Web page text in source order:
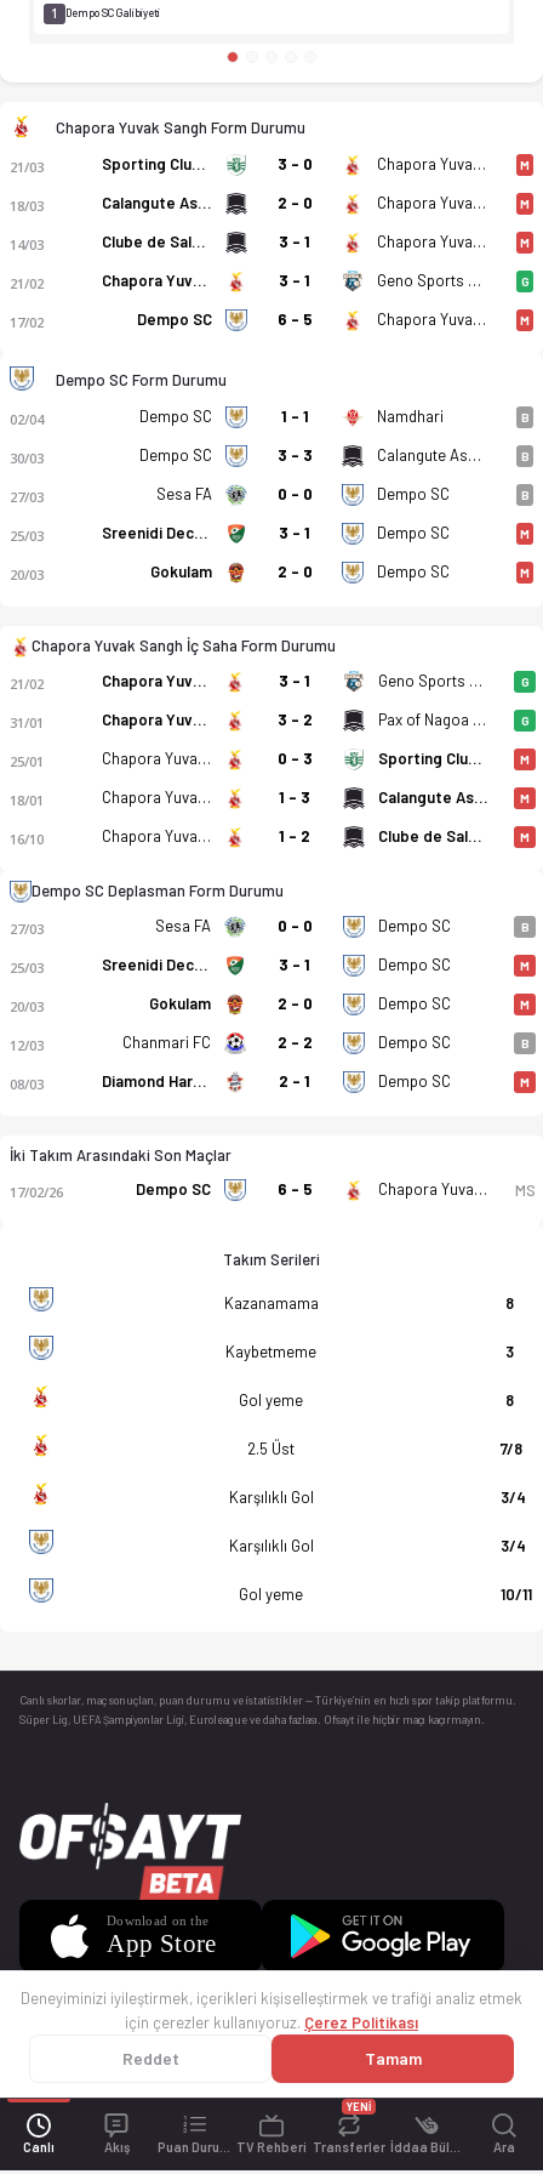
Canlı Akış TV Rehberi Transferler
YENİ
Ara
Chapora Yuvak Sangh - Dempo SC 0-4 bitti. Gol anları,
1 Dempo SC Galibiyeti
Chapora Yuvak Sangh Form Durumu
21/03 Sporting Clube de Goa 3 - 0 Chapora Yuvak Sangh M
18/03 Calangute Association 2 - 0 Chapora Yuvak Sangh M
14/03 Clube de Salgaocar 3 - 1 Chapora Yuvak Sangh M
21/02 Chapora Yuvak Sangh 3 - 1 Geno Sports Club G
17/02 Dempo SC 6 - 5 Chapora Yuvak Sangh M
Dempo SC Form Durumu
02/04 Dempo SC 1 - 1 Namdhari B
30/03 Dempo SC 3 - 3 Calangute Association B
27/03 Sesa FA 0 - 0 Dempo SC B
25/03 Sreenidi Deccan 3 - 1 Dempo SC M
20/03 Gokulam 2 - 0 Dempo SC M
Chapora Yuvak Sangh İç Saha Form Durumu
21/02 Chapora Yuvak Sangh 3 - 1 Geno Sports Club G
31/01 Chapora Yuvak Sangh 3 - 2 Pax of Nagoa SC G
25/01 Chapora Yuvak Sangh 0 - 3 Sporting Clube de Goa M
18/01 Chapora Yuvak Sangh 1 - 3 Calangute Association M
16/10 Chapora Yuvak Sangh 1 - 2 Clube de Salgaocar M
Dempo SC Deplasman Form Durumu
27/03 Sesa FA 0 - 0 Dempo SC B
25/03 Sreenidi Deccan 3 - 1 Dempo SC M
20/03 Gokulam 2 - 0 Dempo SC M
12/03 Chanmari FC 2 - 2 Dempo SC B
08/03 Diamond Harbour FC 2 - 1 Dempo SC M
İki Takım Arasındaki Son Maçlar
17/02/26 Dempo SC 6 - 5 Chapora Yuvak Sangh MS
Takım Serileri
Kazanamama 8
Kaybetmeme 3
Gol yeme 8
2.5 Üst 7/8
Karşılıklı Gol 3/4
Karşılıklı Gol 3/4
Gol yeme 10/11
Canlı skorlar , maç sonuçları, puan durumu ve istatistikler — Türkiye’nin en hızlı spor takip platformu.
Süper Lig, UEFA Şampiyonlar Ligi, Euroleague ve daha fazlası. Ofsayt ile hiçbir maçı kaçırmayın.
© 2025 Ofsayt
Deneyiminizi iyileştirmek, içerikleri kişiselleştirmek ve trafiği analiz etmek
için çerezler kullanıyoruz. Çerez Politikası
Reddet Tamam